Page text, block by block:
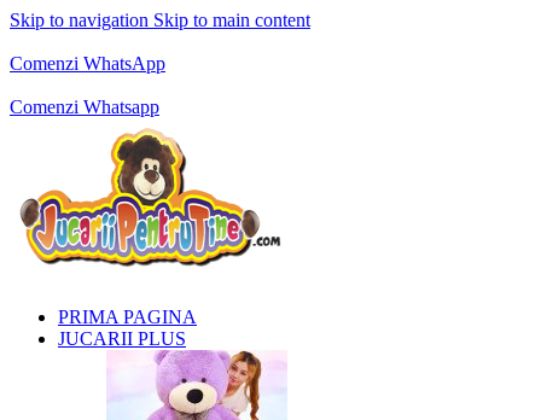
Skip to navigation Skip to main content
Comenzi WhatsApp
Comenzi Whatsapp
PRIMA PAGINA
JUCARII PLUS